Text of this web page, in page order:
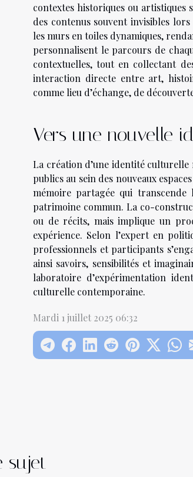
contextes historiques ou artistiques
des contenus souvent invisibles
les murs en toiles dynamiques,
personnalisent le parcours de
contextuelles, tout en collectant
interaction directe entre art,
comme lieu d’échange, de
Vers une nouvelle
La création d’une identité
publics au sein des nouveaux
mémoire partagée qui
patrimoine commun. La co-
ou de récits, mais implique un
expérience. Selon l’expert en
professionnels et participants
ainsi savoirs, sensibilités et
laboratoire d’expérimentation
culturelle contemporaine.
Mardi 1 juillet 2025 06:32
sujet